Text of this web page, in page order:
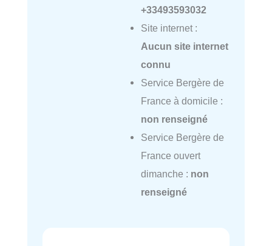
+33493593032
Site internet :
Aucun site internet
connu
Service Bergère de
France à domicile :
non renseigné
Service Bergère de
France ouvert
dimanche : non
renseigné